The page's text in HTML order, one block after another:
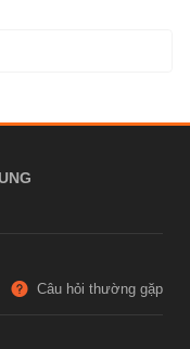
Câu hỏi thường gặp